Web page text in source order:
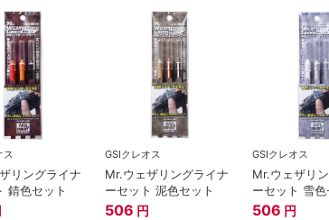
ス
リングライナ
錆色セット
GSIクレオス
Mr.ウェザリングライナ
ーセット 泥色セット
506 円
GSIクレオス
Mr.ウェザリ
ーセット 雪色
506 円